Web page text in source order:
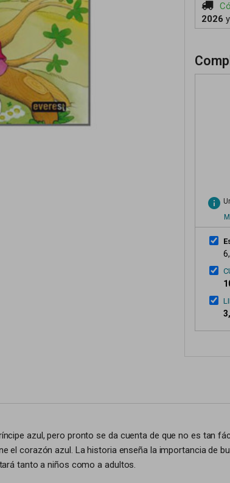
2026 y
info
azul, pero pronto se da cuenta de que no es tan
el corazón azul. La historia enseña la importancia de
tanto a niños como a adultos.